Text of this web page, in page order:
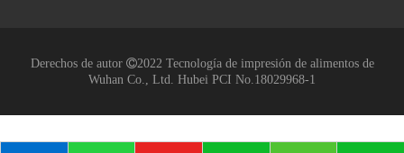
Derechos de autor 2022 Tecnología de impresión de alimentos de
Wuhan Co., Ltd. Hubei PCI No.18029968-1